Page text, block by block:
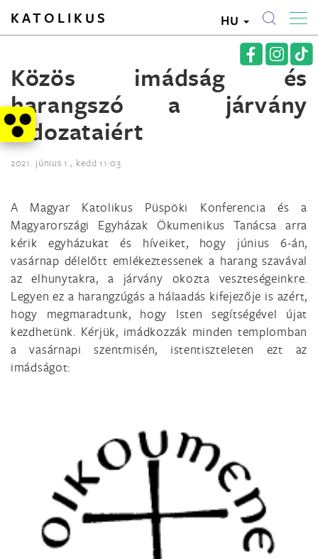
KATOLIKUS HU
Közös imádság és
harangszó a járvány
áldozataiért
2021. június 1., kedd 11:03
A Magyar Katolikus Püspöki Konferencia és a
Magyarországi Egyházak Ökumenikus Tanácsa arra
kérik egyházukat és híveiket, hogy június 6-án,
vasárnap délelőtt emlékeztessenek a harang szavával
az elhunytakra, a járvány okozta veszteségeinkre.
Legyen ez a harangzúgás a hálaadás kifejezője is azért,
hogy megmaradtunk, hogy Isten segítségével újat
kezdhetünk. Kérjük, imádkozzák minden templomban
a vasárnapi szentmisén, istentiszteleten ezt az
imádságot: